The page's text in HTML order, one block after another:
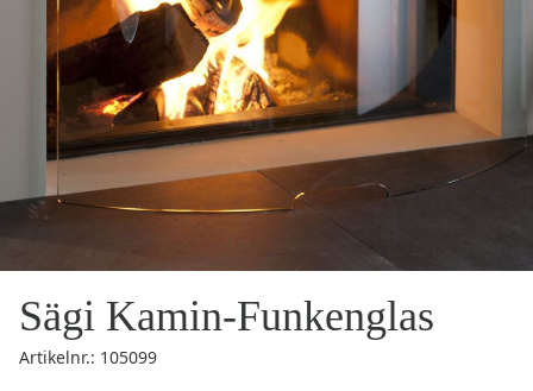
Sägi Kamin-Funkenglas
Artikelnr.: 105099